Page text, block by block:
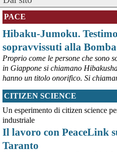
@peacelink - 6/8/2026 21:53
askanews.it/2026/08/05/ex-ilva
“Dal confronto con tutti gli attori e
elaborerà, come concordato a
per Taranto”, avrebbe detto il
#Taranto #
PACE
Hibaku-Jumoku.
sopravvissuti alla Bomba
Proprio come le persone che sono
in Giappone si chiamano
hanno un titolo onorifico. Si
CITIZEN SCIENCE
Un esperimento di citizen science
industriale
Il lavoro con PeaceLink
Taranto